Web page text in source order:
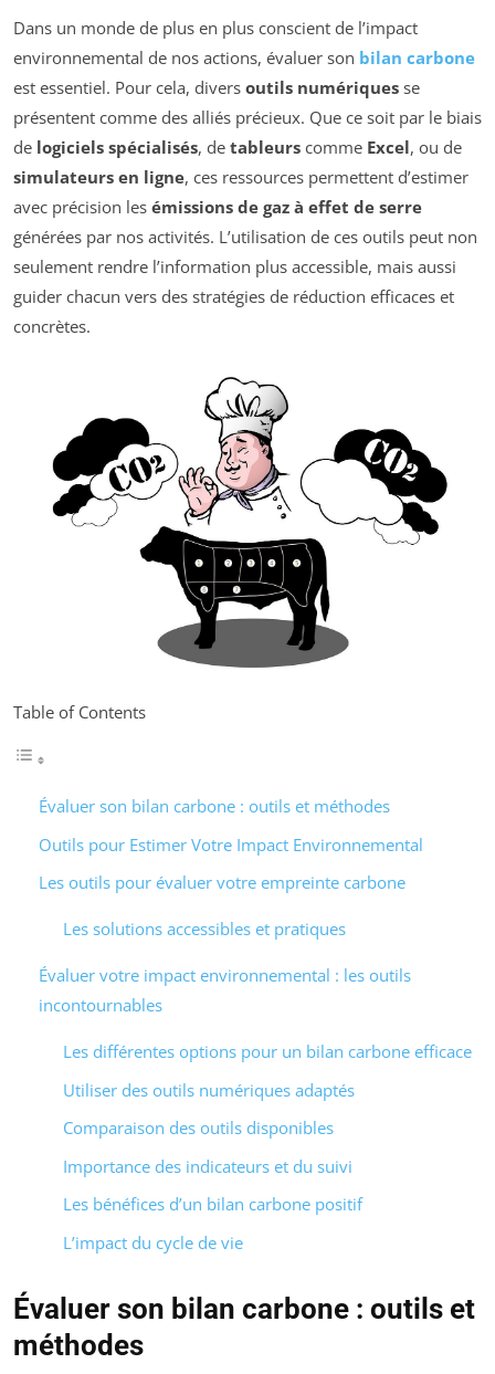
Dans un monde de plus en plus conscient de l’impact
environnemental de nos actions, évaluer son bilan carbone
est essentiel. Pour cela, divers outils numériques se
présentent comme des alliés précieux. Que ce soit par le biais
de logiciels spécialisés, de tableurs comme Excel, ou de
simulateurs en ligne, ces ressources permettent d’estimer
avec précision les émissions de gaz à effet de serre
générées par nos activités. L’utilisation de ces outils peut non
seulement rendre l’information plus accessible, mais aussi
guider chacun vers des stratégies de réduction efficaces et
concrètes.
Table of Contents
Évaluer son bilan carbone : outils et méthodes
Outils pour Estimer Votre Impact Environnemental
Les outils pour évaluer votre empreinte carbone
Les solutions accessibles et pratiques
Évaluer votre impact environnemental : les outils
incontournables
Les différentes options pour un bilan carbone efficace
Utiliser des outils numériques adaptés
Comparaison des outils disponibles
Importance des indicateurs et du suivi
Les bénéfices d’un bilan carbone positif
L’impact du cycle de vie
Évaluer son bilan carbone : outils et
méthodes